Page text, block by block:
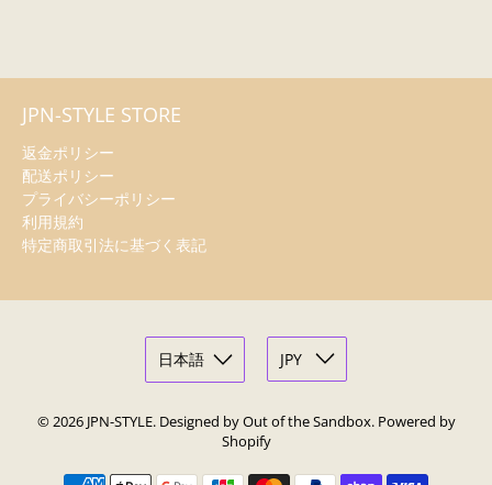
JPN-STYLE STORE
返金ポリシー
配送ポリシー
プライバシーポリシー
利用規約
特定商取引法に基づく表記
© 2026 JPN-STYLE. Designed by Out of the Sandbox. Powered by
Shopify